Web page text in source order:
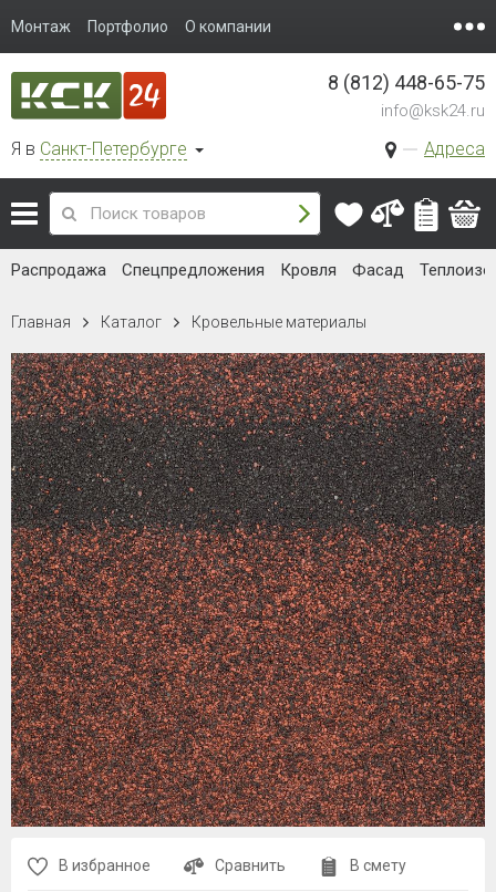
Монтаж Портфолио О компании
Я в Санкт-Петербурге Адреса
8 (812) 448-65-75
info@ksk24.ru
Распродажа Спецпредложения Кровля Фасад
Главная Каталог Кровельные материалы
В избранное Сравнить В смету